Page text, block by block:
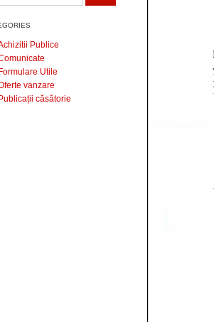
Publice
Formulare Utile
vanzare
Publicații căsătorie